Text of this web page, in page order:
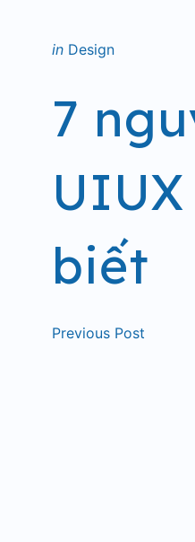
Posted
in Design
7
biết
Previous Post